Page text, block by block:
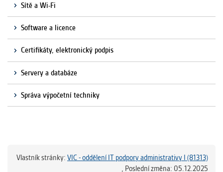
Sítě a Wi-Fi
Software a licence
Certifikáty, elektronický podpis
Servery a databáze
Správa výpočetní techniky
Vlastník stránky: VIC - oddělení IT podpory administrativy I (81313)
, Poslední změna: 05.12.2025